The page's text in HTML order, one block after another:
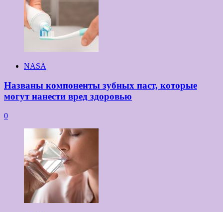
NASA
Названы компоненты зубных паст, которые
могут нанести вред здоровью
0